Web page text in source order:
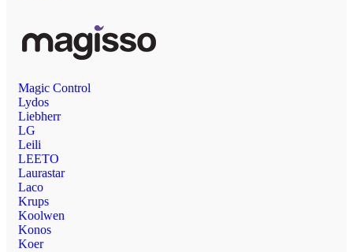
Magic Control
Lydos
Liebherr
LG
Leili
LEETO
Laurastar
Laco
Krups
Koolwen
Konos
Koer